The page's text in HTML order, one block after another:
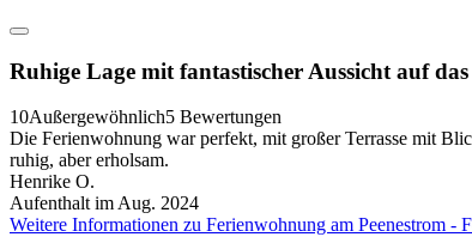
Ruhige Lage mit fantastischer Aussicht auf
10Außergewöhnlich5 Bewertungen
Die Ferienwohnung war perfekt, mit großer Terrasse mit
ruhig, aber erholsam.
Henrike O.
Aufenthalt im Aug. 2024
Weitere Informationen zu Ferienwohnung am Peenestrom -